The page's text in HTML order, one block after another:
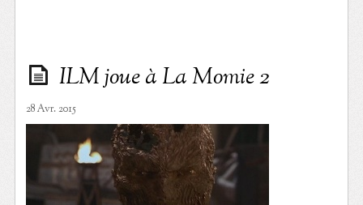
ILM joue à La Momie 2
28 Avr. 2015